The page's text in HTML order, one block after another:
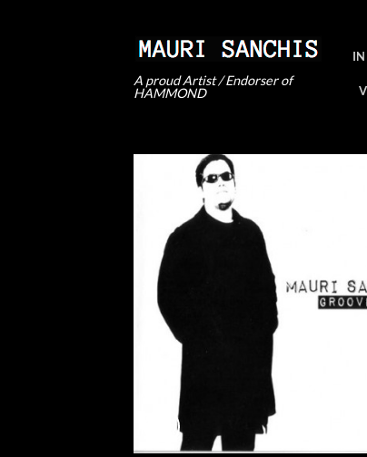
A proud Artist / Endorser of
HAMMOND